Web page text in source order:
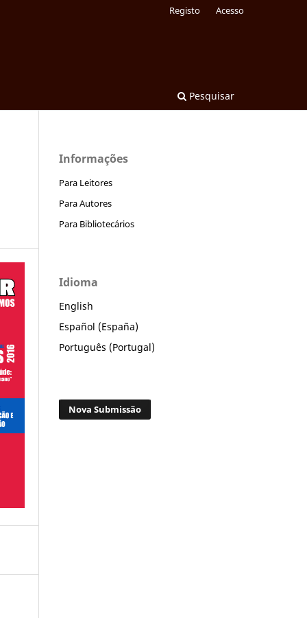
Pesquisar
Registo Acesso
Informações
Para Leitores
Para Autores
Para Bibliotecários
Idioma
English
Español (España)
Português (Portugal)
Nova Submissão